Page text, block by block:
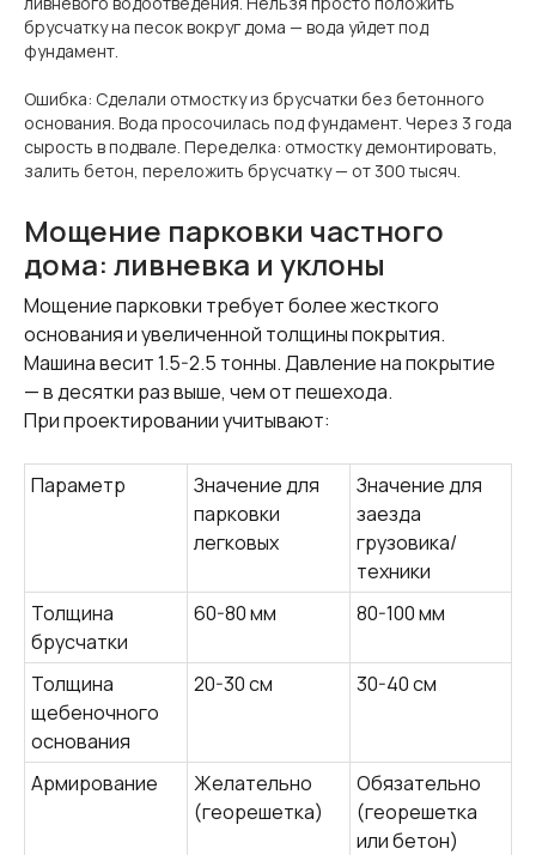
брусчатку на песок вокруг дома — вода уйдет под
фундамент.
Ошибка: Сделали отмостку из брусчатки без бетонного
основания. Вода просочилась под фундамент. Через 3 года
сырость в подвале. Переделка: отмостку демонтировать,
залить бетон, переложить брусчатку — от 300 тысяч.
Мощение парковки частного
дома: ливневка и уклоны
Мощение парковки требует более жесткого
основания и увеличенной толщины покрытия.
Машина весит 1.5-2.5 тонны. Давление на покрытие
— в десятки раз выше, чем от пешехода.
При проектировании учитывают:
Параметр
Значение для
парковки
легковых
Значение для
заезда
грузовика/
техники
Толщина
брусчатки
60-80 мм 80-100 мм
Толщина
щебеночного
основания
20-30 см 30-40 см
Армирование
Желательно
(георешетка)
Обязательно
(георешетка
или бетон)